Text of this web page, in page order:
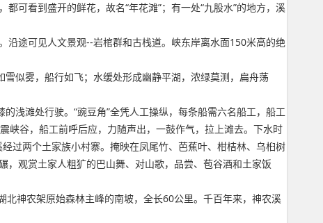
可看到盛开的鲜花，故名“年花滩”；有一处“九股水”的地方，溪
沿途可见人文景观--岩棺群和古栈道。峡东岸离水面150米高的绝
似雾，船行如飞；水缓处形成幽静平湖，浓绿莫测，扁舟荡
浅滩处行驶。“豌豆角”全凭人工操纵，每条船需六名船工，船工
峡谷，船工前呼后应，力随声出，一鼓作气，拉上滩去。下水时
过两个土家族小村寨。掩映在凤尾竹、芭蕉叶、柑桔林、乌桕树
观赏土家人粗犷的巴山舞、对山歌，品尝、苞谷酒和土家饭
神农架原始森林主峰的南坡，全长60公里。千百年来，神农溪